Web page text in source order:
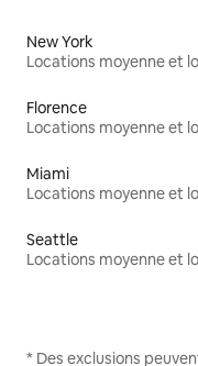
New York
Florence
Miami
Seattle
* Des exclusions